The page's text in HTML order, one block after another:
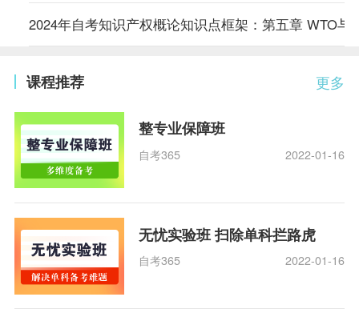
2024年自考知识产权概论知识点框架：第五章 WTO与
更多
课程推荐
整专业保障班
自考365 2022-01-16
无忧实验班 扫除单科拦路虎
自考365 2022-01-16